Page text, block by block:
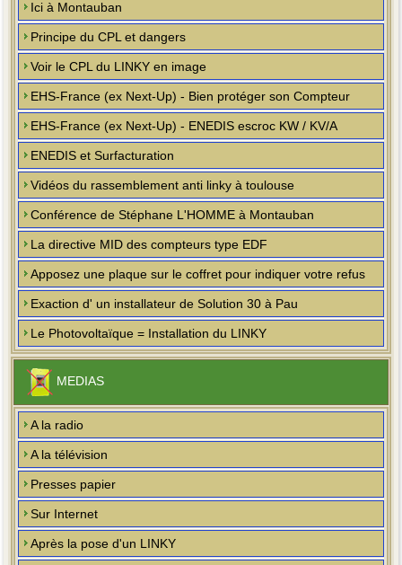
Ici à Montauban
Principe du CPL et dangers
Voir le CPL du LINKY en image
EHS-France (ex Next-Up) - Bien protéger son Compteur
EHS-France (ex Next-Up) - ENEDIS escroc KW / KV/A
ENEDIS et Surfacturation
Vidéos du rassemblement anti linky à toulouse
Conférence de Stéphane L'HOMME à Montauban
La directive MID des compteurs type EDF
Apposez une plaque sur le coffret pour indiquer votre refus
Exaction d' un installateur de Solution 30 à Pau
Le Photovoltaïque = Installation du LINKY
MEDIAS
A la radio
A la télévision
Presses papier
Sur Internet
Après la pose d'un LINKY